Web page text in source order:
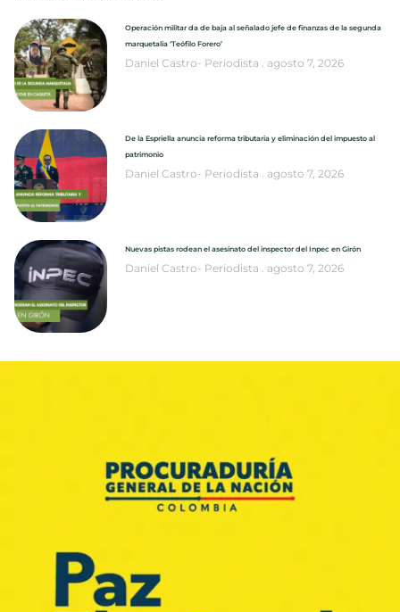
Operación militar da de baja al señalado jefe de finanzas de la segunda
marquetalia ‘Teófilo Forero’
Daniel Castro- Periodista agosto 7, 2026
De la Espriella anuncia reforma tributaria y eliminación del impuesto al
patrimonio
Daniel Castro- Periodista agosto 7, 2026
Nuevas pistas rodean el asesinato del inspector del Inpec en Girón
Daniel Castro- Periodista agosto 7, 2026